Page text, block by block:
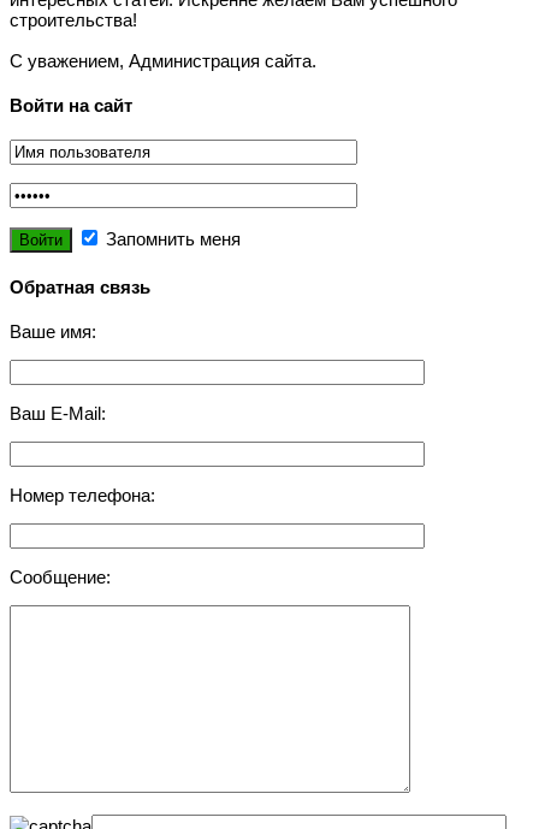
строительства!
С уважением, Администрация сайта.
Войти на сайт
Запомнить меня
Обратная связь
Ваше имя:
Ваш E-Mail:
Номер телефона:
Сообщение: